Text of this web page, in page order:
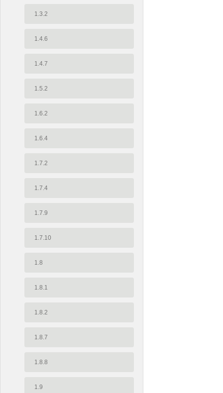
1.3.2
1.4.6
1.4.7
1.5.2
1.6.2
1.6.4
1.7.2
1.7.4
1.7.9
1.7.10
1.8
1.8.1
1.8.2
1.8.7
1.8.8
1.9